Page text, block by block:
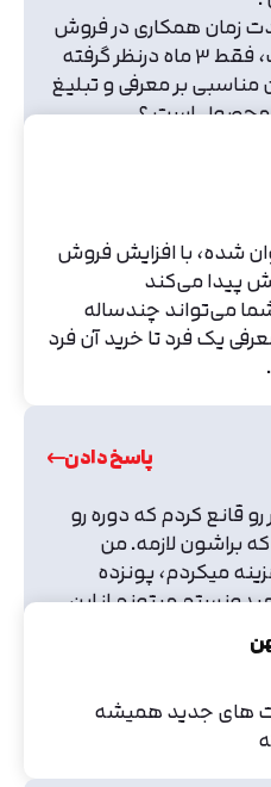
زمان همکاری در فروش
و جذب هر یک نفر مخاطب، فقط 3 ماه درنظر گرفته
3 ماه زمان مناسبی بر معرفی و تبلیغ
محصول است ؟
شده، با افزایش فروش
پیدا می‌کند
می‌تواند چندساله
یک فرد تا خرید آن فرد
پاسخ دادن
قانع کردم که دوره رو
براشون لازمه. من
میکردم، پونزده
میتونم از این
های جدید همیشه